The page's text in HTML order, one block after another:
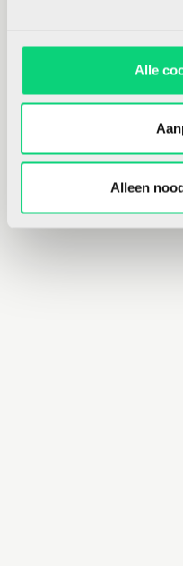
Alle
Alleen
koppelen. De leerkracht